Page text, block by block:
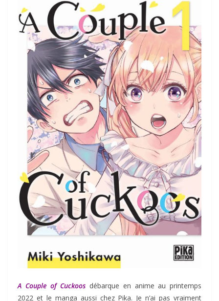
A Couple of Cuckoos débarque en anime au printemps
2022 et le manga aussi chez Pika. Je n’ai pas vraiment